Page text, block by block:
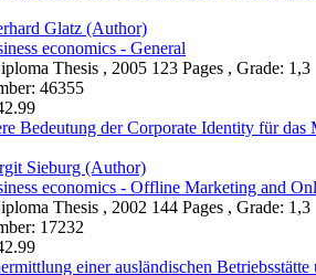
Glatz (Author)
economics - General
Thesis , 2005 123 Pages , Grade: 1,3
46355
Bedeutung der Corporate Identity für
Sieburg (Author)
economics - Offline Marketing and
Thesis , 2002 144 Pages , Grade: 1,3
17232
einer ausländischen